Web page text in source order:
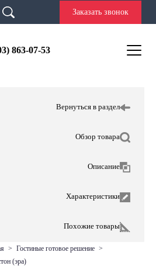
Заказать звонок
863-07-53
Вернуться в раздел
Обзор товара
Описание
Характеристики
Похожие товары
> гостиные готовое решение >
(эра)